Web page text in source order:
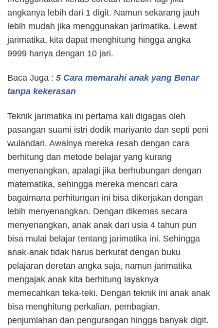
angkanya lebih dari 1 digit. Namun sekarang jauh
lebih mudah jika menggunakan jarimatika. Lewat
jarimatika, kita dapat menghitung hingga angka
9999 hanya dengan 10 jari.
Baca Juga : 5 Cara memarahi anak yang Benar
tanpa kekerasan
Teknik jarimatika ini pertama kali digagas oleh
pasangan suami istri dodik mariyanto dan septi peni
wulandari. Awalnya mereka resah dengan cara
berhitung dan metode belajar yang kurang
menyenangkan, apalagi jika berhubungan dengan
matematika, sehingga mereka mencari cara
bagaimana perhitungan ini bisa dikerjakan dengan
lebih menyenangkan. Dengan dikemas secara
menyenangkan, anak anak dari usia 4 tahun pun
bisa mulai belajar tentang jarimatika ini. Sehingga
anak-anak tidak harus berkutat dengan buku
pelajaran deretan angka saja, namun jarimatika
mengajak anak kita berhitung layaknya
memecahkan teka-teki. Dengan teknik ini anak anak
bisa menghitung perkalian, pembagian,
penjumlahan dan pengurangan hingga banyak digit.